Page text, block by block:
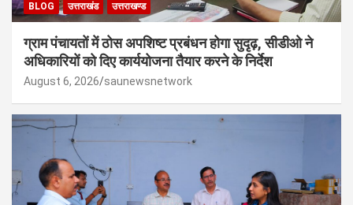
BLOG उत्तराखंड उत्तराखण्ड
ग्राम पंचायतों में ठोस अपशिष्ट प्रबंधन होगा सुदृढ़, सीडीओ ने
अधिकारियों को दिए कार्ययोजना तैयार करने के निर्देश
August 6, 2026 saunewsnetwork